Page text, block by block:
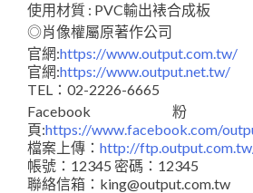
使用材質 : PVC輸出裱合成板
◎肖像權屬原著作公司
官網:https://www.output.com.tw/
官網:https://www.output.net.tw/
TEL：02-2226-6665
Facebook
頁:https://www.facebook.com/
檔案上傳： http://
帳號：12345 密碼：12345
聯絡信箱：king@output.com.tw